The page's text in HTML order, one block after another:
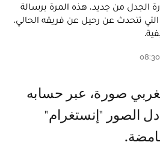
الجدل من جديد، هذه المرة برسالة
تتحدث عن رحيل عن فريقه الحالي،
الصور "إنستغرام"